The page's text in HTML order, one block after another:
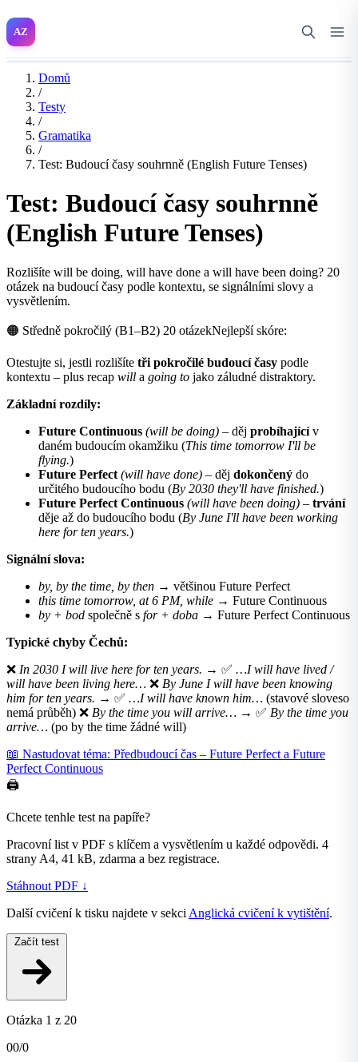
AZ
Domů
/
Testy
/
Gramatika
/
Test: Budoucí časy souhrnně (English Future Tenses)
Test: Budoucí časy souhrnně
(English Future Tenses)
Rozlišíte will be doing, will have done a will have been doing? 20
otázek na budoucí časy podle kontextu, se signálními slovy a
vysvětlením.
🟠 Středně pokročilý (B1–B2) 20 otázekNejlepší skóre:
Otestujte si, jestli rozlišíte tři pokročilé budoucí časy podle
kontextu – plus recap will a going to jako záludné distraktory.
Základní rozdíly:
Future Continuous (will be doing) – děj probíhajícív
daném budoucím okamžiku (This time tomorrow I'll be
flying.)
Future Perfect (will have done) – děj dokončený do
určitého budoucího bodu (By 2030 they'll have finished.)
Future Perfect Continuous (will have been doing) – trvání
děje až do budoucího bodu (By June I'll have been working
here for ten years.)
Signální slova:
by, by the time, by then → většinou Future Perfect
this time tomorrow, at 6 PM, while → Future Continuous
by + bod společně s for + doba → Future Perfect Continuous
Typické chyby Čechů:
❌ In 2030 I will live here for ten years. → ✅ …I will have lived /
will have been living here… ❌ By June I will have been knowing
him for ten years. → ✅ …I will have known him… (stavové sloveso
nemá průběh) ❌ By the time you will arrive… → ✅ By the time you
arrive… (po by the time žádné will)
📖 Nastudovat téma: Předbudoucí čas – Future Perfect a Future
Perfect Continuous
🖨️
Chcete tenhle test na papíře?
Pracovní list v PDF s klíčem a vysvětlením u každé odpovědi. 4
strany A4, 41 kB, zdarma a bez registrace.
Stáhnout PDF ↓
Další cvičení k tisku najdete v sekci Anglická cvičení k vytištění.
Otázka 1 z 20
00/0